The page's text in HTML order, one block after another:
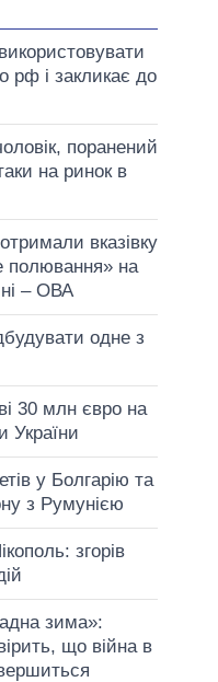
рф і закликає до
поранений
на ринок в
вказівку
полювання» на
– ОВА
одне з
30 млн євро на
України
у Болгарію та
з Румунією
згорів
зима»:
що війна в